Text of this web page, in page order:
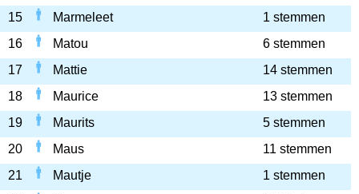
15
Marmeleet
1 stemmen
16
Matou
6 stemmen
17
Mattie
14 stemmen
18
Maurice
13 stemmen
19
Maurits
5 stemmen
20
Maus
11 stemmen
21
Mautje
1 stemmen